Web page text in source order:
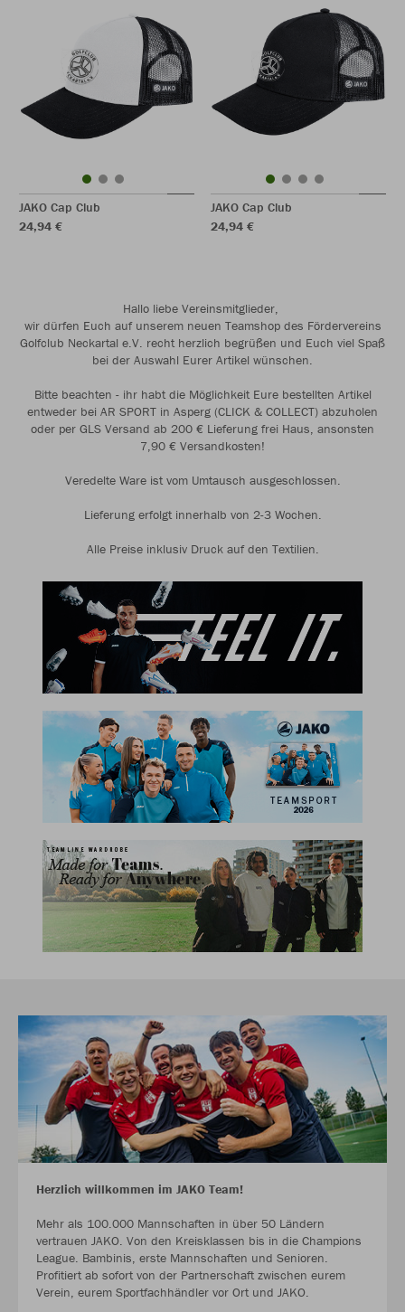
JAKO Cap Club
24,94 €
JAKO Cap Club
24,94 €
Hallo liebe Vereinsmitglieder,
wir dürfen Euch auf unserem neuen Teamshop des Fördervereins
Golfclub Neckartal e.V. recht herzlich begrüßen und Euch viel Spaß
bei der Auswahl Eurer Artikel wünschen.
Bitte beachten - ihr habt die Möglichkeit Eure bestellten Artikel
entweder bei AR SPORT in Asperg (CLICK & COLLECT) abzuholen
oder per GLS Versand ab 200 € Lieferung frei Haus, ansonsten
7,90 € Versandkosten!
Veredelte Ware ist vom Umtausch ausgeschlossen.
Lieferung erfolgt innerhalb von 2-3 Wochen.
Alle Preise inklusiv Druck auf den Textilien.
Herzlich willkommen im JAKO Team!
Mehr als 100.000 Mannschaften in über 50 Ländern
vertrauen JAKO. Von den Kreisklassen bis in die Champions
League. Bambinis, erste Mannschaften und Senioren.
Profitiert ab sofort von der Partnerschaft zwischen eurem
Verein, eurem Sportfachhändler vor Ort und JAKO.